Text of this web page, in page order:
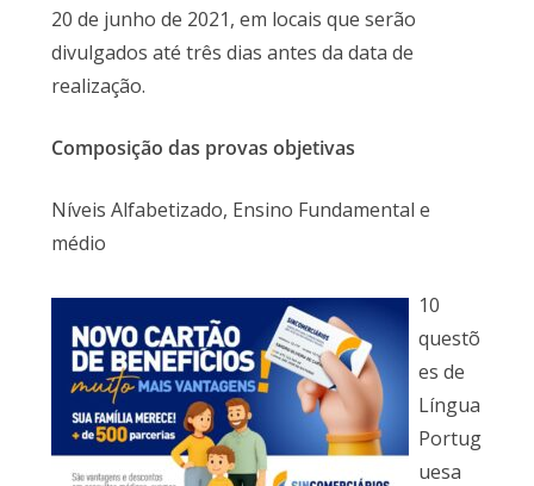
20 de junho de 2021, em locais que serão
divulgados até três dias antes da data de
realização.
Composição das provas objetivas
Níveis Alfabetizado, Ensino Fundamental e
médio
10
questõ
es de
Língua
Portug
uesa